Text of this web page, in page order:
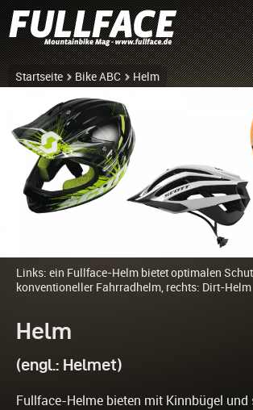
Startseite Bike ABC Helm
Links: ein Fullface-Helm bietet optimalen
konventioneller Fahrradhelm, rechts: Dirt-Helm
Helm
(engl.: Helmet)
Fullface-Helme bieten mit Kinnbügel und